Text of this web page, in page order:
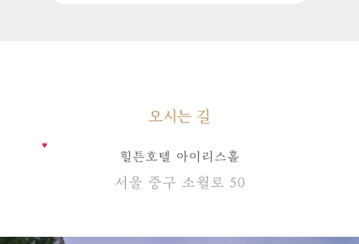
오시는 길
힐튼호텔 아이리스홀
서울 중구 소월로 50